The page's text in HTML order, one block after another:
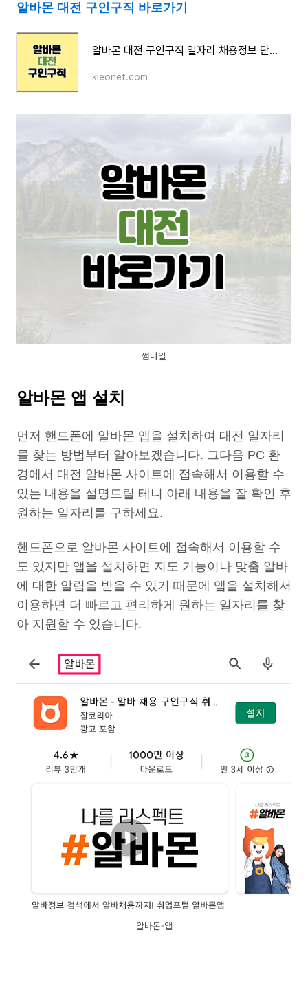
알바몬 대전 구인구직 바로가기
알바몬 대전 구인구직 일자리 채용정보 단기 알바 찾기
kleonet.com
썸네일
알바몬 앱 설치
먼저 핸드폰에 알바몬 앱을 설치하여 대전 일자리
를 찾는 방법부터 알아보겠습니다. 그다음 PC 환
경에서 대전 알바몬 사이트에 접속해서 이용할 수
있는 내용을 설명드릴 테니 아래 내용을 잘 확인 후
원하는 일자리를 구하세요.
핸드폰으로 알바몬 사이트에 접속해서 이용할 수
도 있지만 앱을 설치하면 지도 기능이나 맞춤 알바
에 대한 알림을 받을 수 있기 때문에 앱을 설치해서
이용하면 더 빠르고 편리하게 원하는 일자리를 찾
아 지원할 수 있습니다.
알바몬-앱